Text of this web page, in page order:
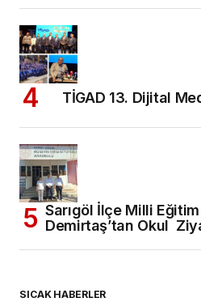
TİGAD 13. Dijital
Sarıgöl İlçe Milli
Demirtaş’tan Okul
SICAK HABERLER